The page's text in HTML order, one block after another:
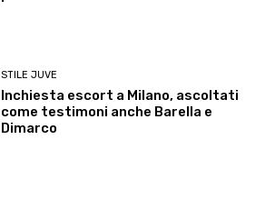
STILE JUVE
Inchiesta escort a Milano, ascoltati
come testimoni anche Barella e
Dimarco